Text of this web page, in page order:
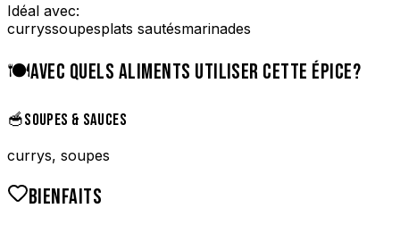
Idéal avec:
curryssoupesplats sautésmarinades
🍽️AVEC QUELS ALIMENTS UTILISER CETTE ÉPICE?
🥣SOUPES & SAUCES
currys, soupes
BIENFAITS